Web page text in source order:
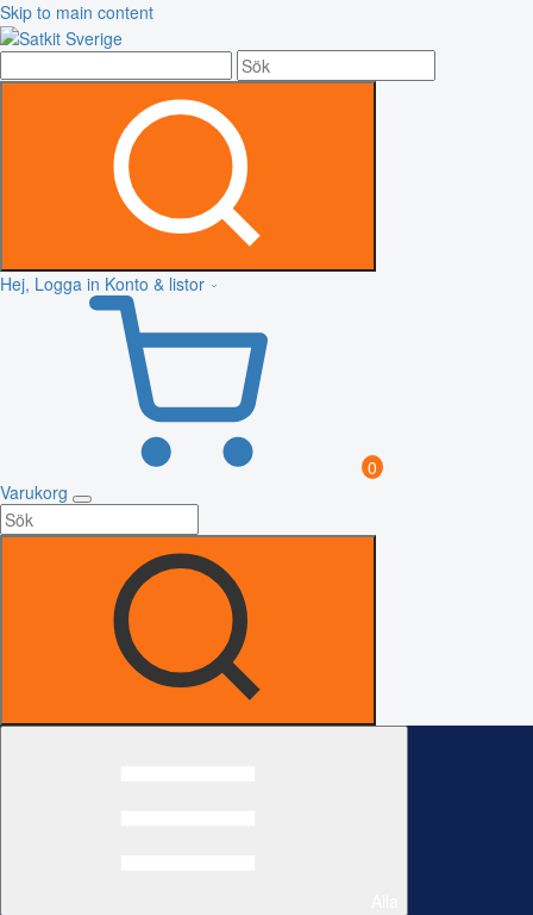
Skip to main content
Hej, Logga in Konto & listor
0
Varukorg